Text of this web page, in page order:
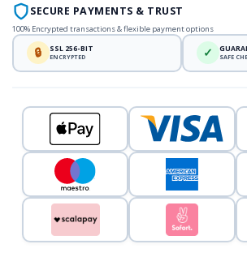
SECURE PAYMENTS & TRUST
100% Encrypted transactions & flexible payment options
🔒 SSL 256-BIT
ENCRYPTED ✓ SAFE